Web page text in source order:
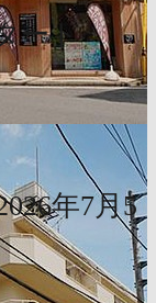
ート
年7月5